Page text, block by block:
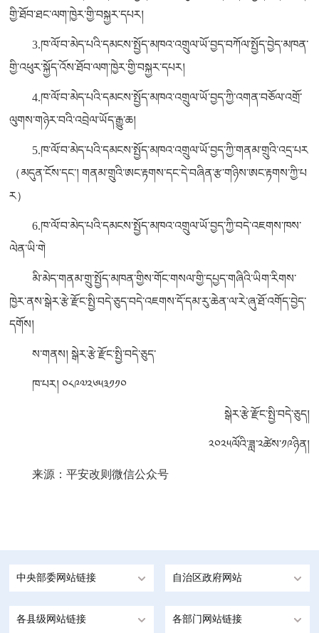
གྱི་ཐོབ་ཐང་ལག་ཁྱེར་གྱི་བསྐྱར་དཔར།
3.ཁ་ལོ་བ་མེད་པའི་དམངས་སྤྱོད་མཁའ་འགྲུལ་ཡོ་བྱད་བཀོལ་སྤྱོད་བྱེད་མཁན་
གྱི་འཕུར་སྐྱོད་འོས་ཐོབ་ལག་ཁྱེར་གྱི་བསྐྱར་དཔར།
4.ཁ་ལོ་བ་མེད་པའི་དམངས་སྤྱོད་མཁའ་འགྲུལ་ཡོ་བྱད་ཀྱི་འགན་བཅོལ་འགྲོ་
ལུགས་གཉེར་བའི་འབྲེལ་ཡོད་རྒྱུ་ཆ།
5.ཁ་ལོ་བ་མེད་པའི་དམངས་སྤྱོད་མཁའ་འགྲུལ་ཡོ་བྱད་ཀྱི་གནམ་གྲུའི་འདྲ་པར
（མདུན་ངོས་དང་། གནམ་གྲུའི་ཨང་རྟགས་དང་དེ་བཞིན་རྩ་གཉིས་ཨང་རྟགས་ཀྱི་པ
ར）
6.ཁ་ལོ་བ་མེད་པའི་དམངས་སྤྱོད་མཁའ་འགྲུལ་ཡོ་བྱད་ཀྱི་བདེ་འཇགས་ཁས་
ལེན་ཡི་གེ
མི་མེད་གནམ་གྲུ་སྤྱོད་མཁན་གྱིས་གོང་གསལ་གྱི་དཔྱད་གཞིའི་ཡིག་རིགས་
ཁྱེར་ནས་སྒེར་རྩེ་རྫོང་སྤྱི་བདེ་ཅུད་བདེ་འཇགས་དོ་དམ་རུ་ཆེན་ལ་རེ་ཞུ་ཐོ་འགོད་བྱེད་
དགོས།
ས་གནས། སྒེར་རྩེ་རྫོང་སྤྱི་བདེ་ཅུད་
ཁ་པར། ༠༨༩༧༢༦༥༣༡༡༠
སྒེར་རྩེ་རྫོང་སྤྱི་བདེ་ཅུད།
༢༠༢༥ལོའི་ཟླ་༢ཚེས་༡༩ཉིན།
来源：平安改则微信公众号
中央部委网站链接 自治区政府网站
各县级网站链接 各部门网站链接